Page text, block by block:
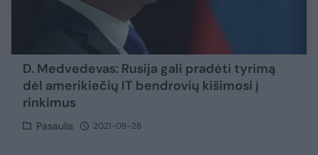
D. Medvedevas: Rusija gali pradėti tyrimą
dėl amerikiečių IT bendrovių kišimosi į
rinkimus
Pasaulis 2021-09-28